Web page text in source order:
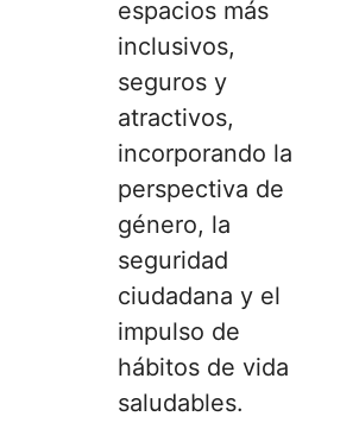
espacios más
inclusivos,
seguros y
atractivos,
incorporando la
perspectiva de
género, la
seguridad
ciudadana y el
impulso de
hábitos de vida
saludables.